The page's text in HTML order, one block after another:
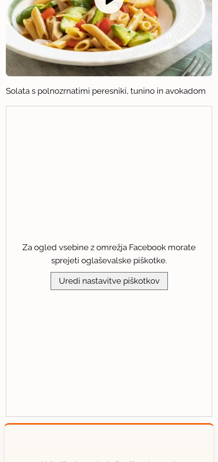
Solata s polnozrnatimi peresniki, tunino in avokadom
Za ogled vsebine z omrežja Facebook morate
sprejeti oglaševalske piškotke.
Uredi nastavitve piškotkov